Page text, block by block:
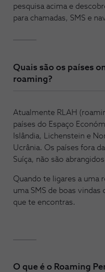
pesquisa acima e
para chamadas, SMS e
Quais são os países
roaming?
Atualmente RLAH
países do Espaço
Islândia, Lichenstein e
Ucrânia. Os países fora
Suíça, não são
Quando te ligares a uma
uma SMS de boas
que te encontras.
O que é o Roaming